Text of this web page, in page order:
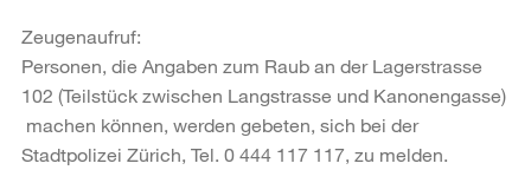
Zeugenaufruf:
Personen, die Angaben zum Raub an der Lagerstrasse
102 (Teilstück zwischen Langstrasse und Kanonengasse)
machen können, werden gebeten, sich bei der
Stadtpolizei Zürich, Tel. 0 444 117 117, zu melden.